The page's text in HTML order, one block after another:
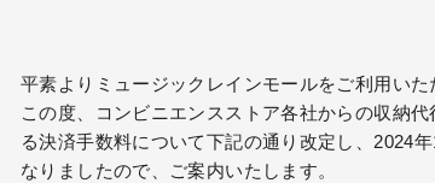
平素よりミュージックレインモールをご利用い
この度、コンビニエンスストア各社からの収納
る決済手数料について下記の通り改定し、2024
なりましたので、ご案内いたします。